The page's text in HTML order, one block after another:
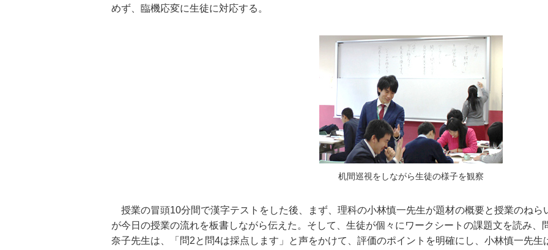
めず、臨機応変に生徒に対応する。
机間巡視をしながら生徒の様子を観察
授業の冒頭10分間で漢字テストをした後、まず、理科の小林慎一先生が題材の概要と授業のねら
が今日の授業の流れを板書しながら伝えた。そして、生徒が個々にワークシートの課題文を読み、
奈子先生は、「問2と問4は採点します」と声をかけて、評価のポイントを明確にし、小林慎一先